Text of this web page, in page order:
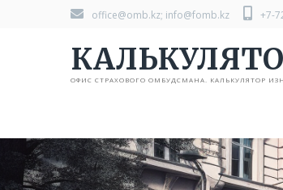
office@omb.kz; info@fomb.kz +7-
ОФИС СТРАХОВОГО ОМБУДСМАНА. КАЛЬКУЛЯТОР